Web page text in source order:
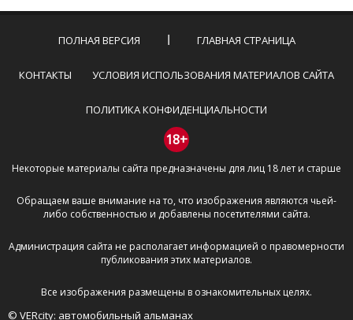
короткой — избегайте односложных и чисто
эмоциональных высказываний.
Не стоит отклоняться от предмета обсуждения.
Пожалуйста, не используйте в комментарие
призывы к насилию и высказывания,
направленные на разжигание расовой,
межнациональной и религиозной розни —
пожалейте наших модераторов, они кстати
очень славные ребята, поверьте.
буквами.
Не копируйте рецензии с других сайтов, нам
важно именно ваше мнение.
Не размещайте рекламу!
И запаситесь терпением, все комментарии
публикуются только после модерации, поэтому ваш
ПОЛНАЯ ВЕРСИЯ ГЛАВНАЯ СТРАНИЦА
КОНТАКТЫ УСЛОВИЯ ИСПОЛЬЗОВАНИЯ МАТЕРИАЛОВ САЙТА
ПОЛИТИКА КОНФИДЕНЦИАЛЬНОСТИ
18+
Некоторые материалы сайта предназначены для лиц 18 лет и старше
Обращаем ваше внимание на то, что изображения являются чьей-
либо собственностью и добавлены посетителями сайта.
Администрация сайта не располагает информацией о правомерности
публикования этих материалов.
Все изображения размещены в ознакомительных целях.
© VERcity: автомобильный альманах